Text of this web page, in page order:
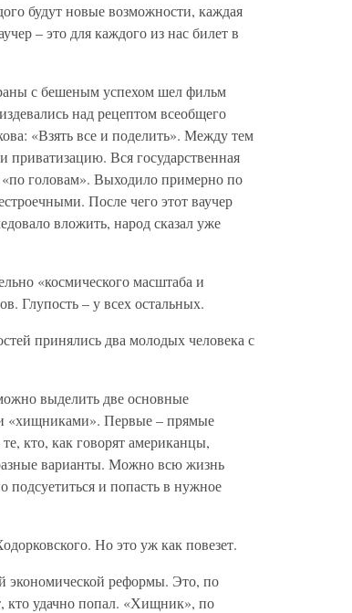
будут новые возможности, каждая
– это для каждого из нас билет в
с бешеным успехом шел фильм
над рецептом всеобщего
«Взять все и поделить». Между тем
приватизацию. Вся государственная
головам». Выходило примерно по
После чего этот ваучер
вложить, народ сказал уже
«космического масштаба и
Глупость – у всех остальных.
принялись два молодых человека с
выделить две основные
«хищниками». Первые – прямые
кто, как говорят американцы,
варианты. Можно всю жизнь
и попасть в нужное
Но это уж как повезет.
экономической реформы. Это, по
кто удачно попал. «Хищник», по